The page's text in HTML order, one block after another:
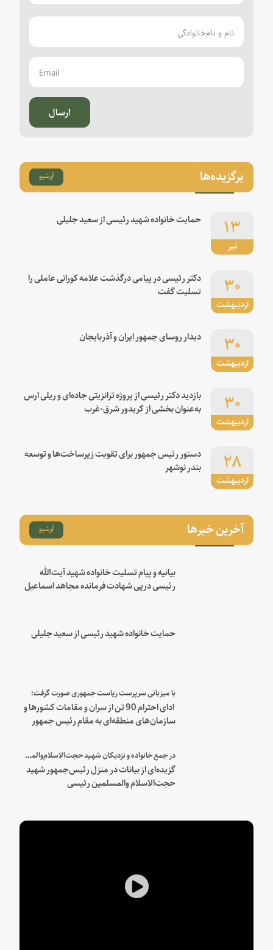
ارسال
برگزیده‌ها آرشیو
تیر
۱۳ حمایت خانواده شهید رئیسی از سعید جلیلی
اردیبهشت
۳۰
دکتر رئیسی در پیامی درگذشت علامه کورانی عاملی را
تسلیت گفت
اردیبهشت
۳۰ دیدار روسای جمهور ایران و آذربایجان
اردیبهشت
۳۰
بازدید دکتر رئیسی از پروژه ترانزیتی جاده‌ای و ریلی ارس
به‌عنوان بخشی از کریدور شرق-غرب
اردیبهشت
۲۸
دستور رئیس جمهور برای تقویت زیرساخت‌ها و توسعه
بندر نوشهر
آخرین خبرها آرشیو
بیانیه و پیام تسلیت خانواده شهید آیت‌الله
رئیسی درپی شهادت فرمانده مجاهد اسماعیل
حمایت خانواده شهید رئیسی از سعید جلیلی
با میزبانی سرپرست ریاست جمهوری صورت گرفت؛
ادای احترام 90 تن از سران و مقامات کشورها و
سازمان‌های منطقه‌ای به مقام رئیس جمهور
در جمع خانواده و نزدیکان شهید حجت‌الاسلام‌والمسلمین رئیسی:
گزیده‌ای از بیانات در منزل رئیس‌جمهور شهید
حجت‌الاسلام والمسلمین رئیسی
Play